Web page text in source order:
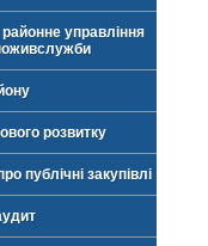
управління
розвитку
публічні закупівлі